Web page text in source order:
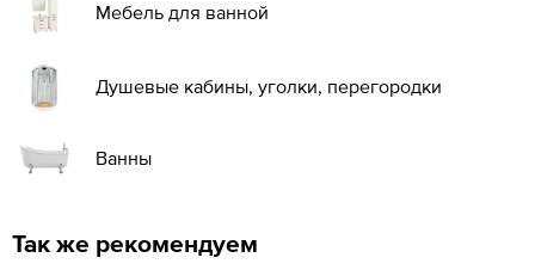
Мебель для ванной
Душевые кабины, уголки, перегородки
Ванны
Так же рекомендуем